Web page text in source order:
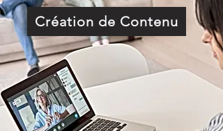
Création de Contenu